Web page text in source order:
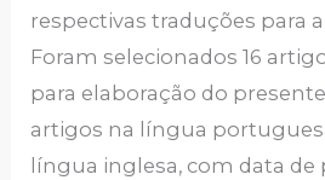
respectivas traduções para
Foram selecionados 16
para elaboração do
artigos na língua
língua inglesa, com data